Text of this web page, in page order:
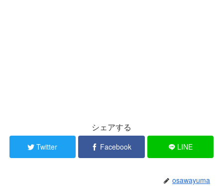
シェアする
Twitter Facebook LINE
osawayuma